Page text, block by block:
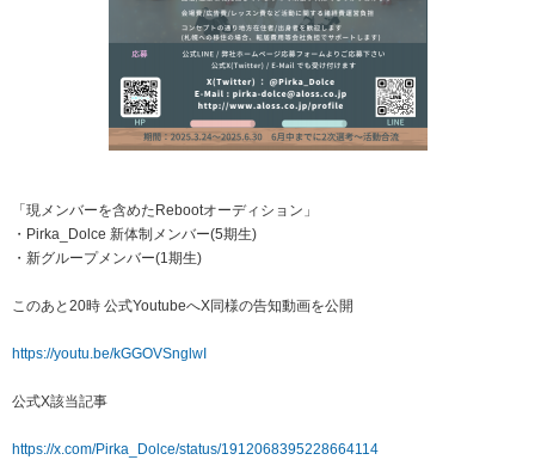
「現メンバーを含めたRebootオーディション」
・Pirka_Dolce 新体制メンバー(5期生)
・新グループメンバー(1期生)
このあと20時 公式YoutubeへX同様の告知動画を公開
https://youtu.be/kGGOVSnglwI
公式X該当記事
https://x.com/Pirka_Dolce/status/1912068395228664114